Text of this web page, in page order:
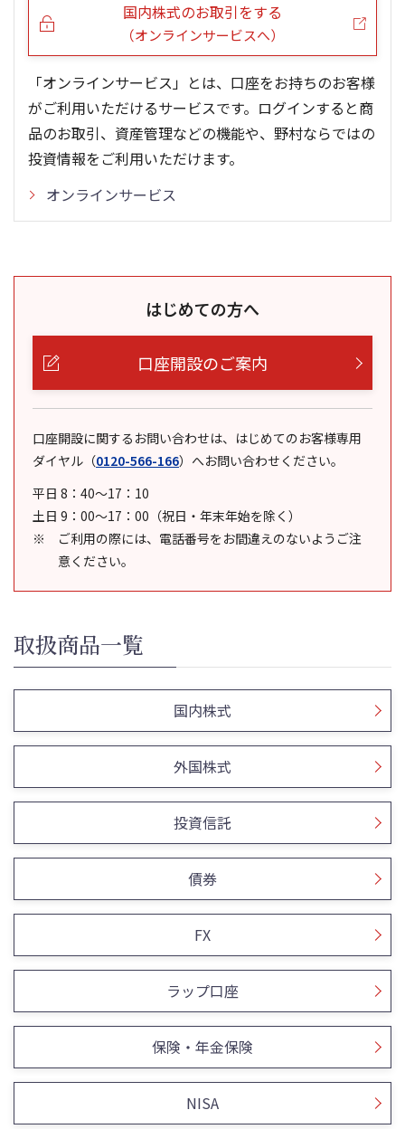
国内株式のお取引をする
（オンラインサービスへ）
「オンラインサービス」とは、口座をお持ちのお客様
がご利用いただけるサービスです。ログインすると商
品のお取引、資産管理などの機能や、野村ならではの
投資情報をご利用いただけます。
オンラインサービス
はじめての方へ
口座開設のご案内
口座開設に関するお問い合わせは、はじめてのお客様専用
ダイヤル （0120-566-166） へお問い合わせください。
平日 8：40～17：10
土日 9：00～17：00（祝日・年末年始を除く）
ご利用の際には、電話番号をお間違えのないようご注
意ください。
取扱商品一覧
国内株式
外国株式
投資信託
債券
FX
ラップ口座
保険・年金保険
NISA